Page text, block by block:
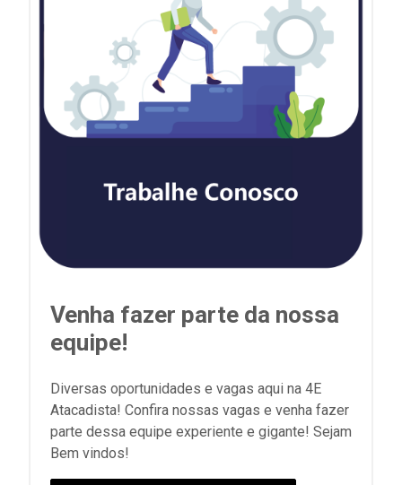
Venha fazer parte da nossa
equipe!
Diversas oportunidades e vagas aqui na 4E
Atacadista! Confira nossas vagas e venha fazer
parte dessa equipe experiente e gigante! Sejam
Bem vindos!